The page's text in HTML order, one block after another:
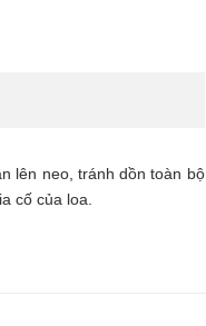
lên neo, tránh dồn toàn bộ
cố của loa.